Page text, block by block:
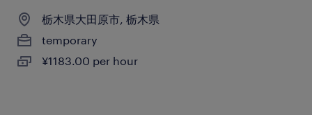
栃木県大田原市, 栃木県
temporary
¥1183.00 per hour